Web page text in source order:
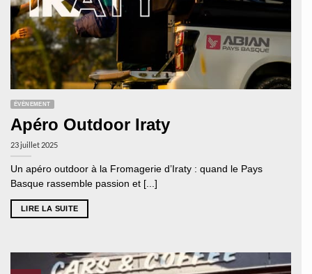
ÉVÈNEMENT
Apéro Outdoor Iraty
23 juillet 2025
Un apéro outdoor à la Fromagerie d’Iraty : quand le Pays
Basque rassemble passion et [...]
LIRE LA SUITE